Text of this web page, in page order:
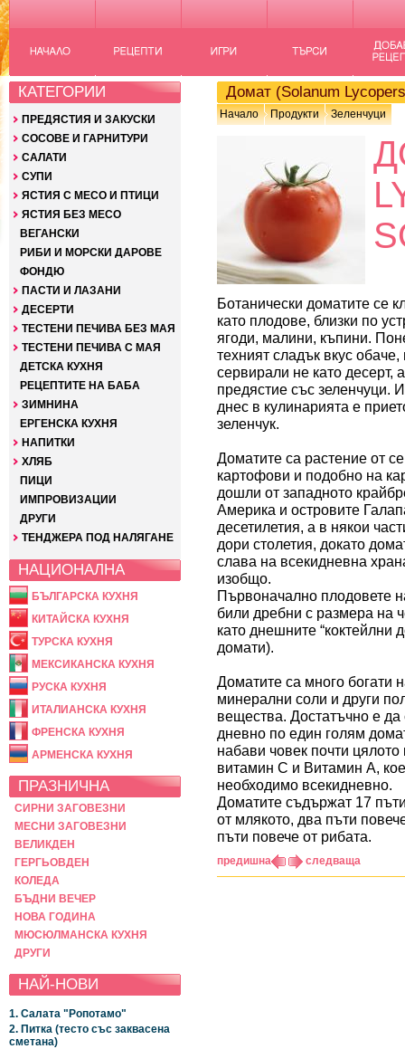
КАТЕГОРИИ
ПРЕДЯСТИЯ И ЗАКУСКИ
СОСОВЕ И ГАРНИТУРИ
САЛАТИ
СУПИ
ЯСТИЯ С МЕСО И ПТИЦИ
ЯСТИЯ БЕЗ МЕСО
ВЕГАНСКИ
РИБИ И МОРСКИ ДАРОВЕ
ФОНДЮ
ПАСТИ И ЛАЗАНИ
ДЕСЕРТИ
ТЕСТЕНИ ПЕЧИВА БЕЗ МАЯ
ТЕСТЕНИ ПЕЧИВА С МАЯ
ДЕТСКА КУХНЯ
РЕЦЕПТИТЕ НА БАБА
ЗИМНИНА
ЕРГЕНСКА КУХНЯ
НАПИТКИ
ХЛЯБ
ПИЦИ
ИМПРОВИЗАЦИИ
ДРУГИ
ТЕНДЖЕРА ПОД НАЛЯГАНЕ
НАЦИОНАЛНА
БЪЛГАРСКА КУХНЯ
КИТАЙСКА КУХНЯ
ТУРСКА КУХНЯ
МЕКСИКАНСКА КУХНЯ
РУСКА КУХНЯ
ИТАЛИАНСКА КУХНЯ
ФРЕНСКА КУХНЯ
АРМЕНСКА КУХНЯ
ПРАЗНИЧНА
СИРНИ ЗАГОВЕЗНИ
МЕСНИ ЗАГОВЕЗНИ
ВЕЛИКДЕН
ГЕРГЬОВДЕН
КОЛЕДА
БЪДНИ ВЕЧЕР
НОВА ГОДИНА
МЮСЮЛМАНСКА КУХНЯ
ДРУГИ
НАЙ-НОВИ
1. Салата "Ропотамо"
2. Питка (тесто със заквасена
сметана)
Домат (Solanum
Начало Продукти Зеленчуци
Ботанически доматите се
като плодове, близки по
ягоди, малини, къпини.
техният сладък вкус обаче,
сервирали не като десерт,
предястие със зеленчуци.
днес в кулинарията е
зеленчук.
Доматите са растение от
картофови и подобно на
дошли от западното
Америка и островите
десетилетия, а в някои
дори столетия, докато
слава на всекидневна
изобщо.
Първоначално плодовете
били дребни с размера на
като днешните “коктейлни
домати).
Доматите са много богати
минерални соли и други
вещества. Достатъчно е да
дневно по един голям
набави човек почти цялото
витамин С и Витамин А,
необходимо всекидневно.
Доматите съдържат 17
от млякото, два пъти
пъти повече от рибата.
предишна следваща